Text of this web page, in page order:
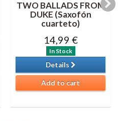
TWO BALLADS FROM
DUKE (Saxofón
cuarteto)
14,99 €
In Stock
Details
Add to cart